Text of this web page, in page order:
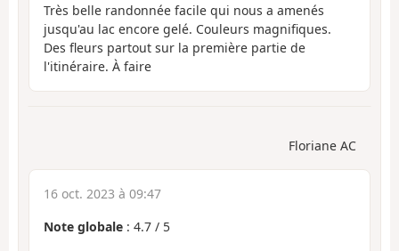
Très belle randonnée facile qui nous a amenés
jusqu'au lac encore gelé. Couleurs magnifiques.
Des fleurs partout sur la première partie de
l'itinéraire. À faire
Floriane AC
16 oct. 2023 à 09:47
Note globale : 4.7 / 5